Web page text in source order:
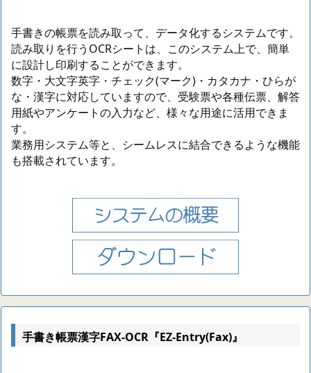
手書きの帳票を読み取って、データ化するシステムです。
読み取りを行うOCRシートは、このシステム上で、簡単
に設計し印刷することができます。
数字・大文字英字・チェック(マーク)・カタカナ・ひらが
な・漢字に対応していますので、受験票や各種伝票、解答
用紙やアンケートの入力など、様々な用途に活用できま
す。
業務用システム等と、シームレスに結合できるような機能
も搭載されています。
手書き帳票漢字FAX-OCR『EZ-Entry(Fax)』